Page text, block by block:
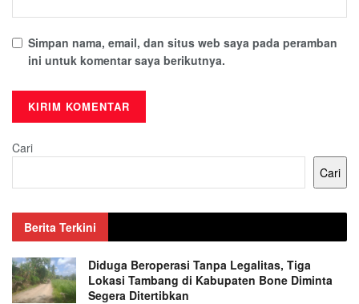
Simpan nama, email, dan situs web saya pada peramban
ini untuk komentar saya berikutnya.
Cari
Cari
Berita Terkini
Diduga Beroperasi Tanpa Legalitas, Tiga
Lokasi Tambang di Kabupaten Bone Diminta
Segera Ditertibkan